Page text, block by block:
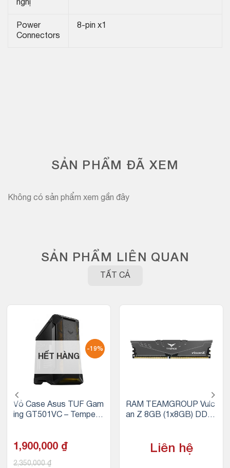
nghị
Power
Connectors
8-pin x1
SẢN PHẨM ĐÃ XEM
Không có sản phẩm xem gần đây
SẢN PHẨM LIÊN QUAN
TẤT CẢ
-19%
HẾT HÀNG
Vỏ Case Asus TUF Gam
ing GT501VC – Tempere
1,900,000 ₫
2,350,000₫
RAM TEAMGROUP Vulc
an Z 8GB (1x8GB) DDR
Liên hệ